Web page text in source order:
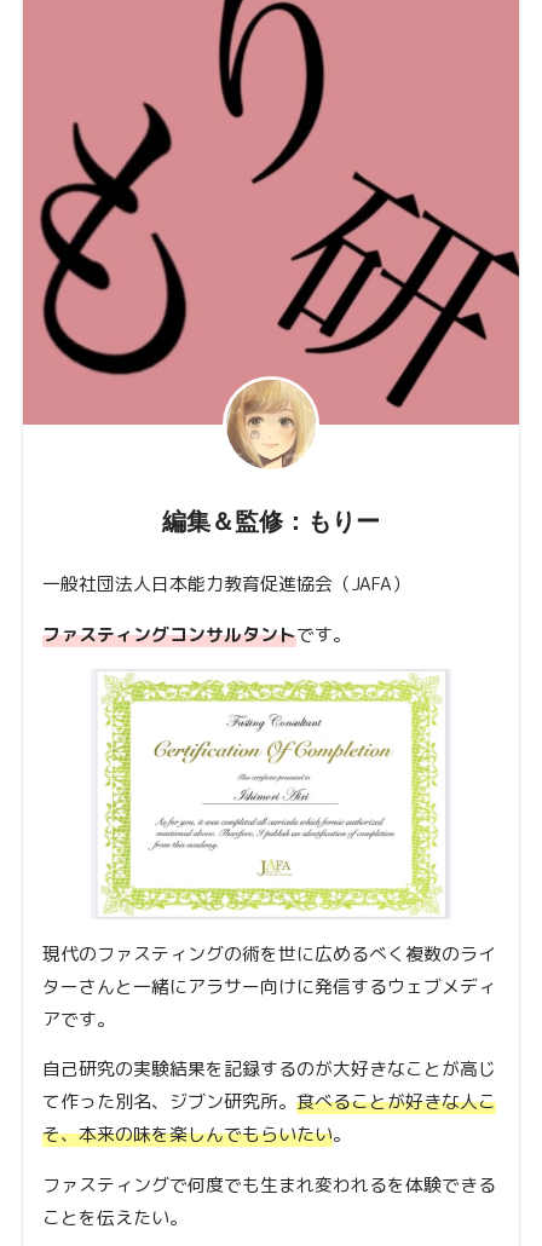
編集＆監修：もりー
一般社団法人日本能力教育促進協会（JAFA）
ファスティングコンサルタントです。
現代のファスティングの術を世に広めるべく複数のライ
ターさんと一緒にアラサー向けに発信するウェブメディ
アです。
自己研究の実験結果を記録するのが大好きなことが高じ
て作った別名、ジブン研究所。 食べることが好きな人こ
そ、本来の味を楽しんでもらいたい。
ファスティングで何度でも生まれ変われるを体験できる
ことを伝えたい。